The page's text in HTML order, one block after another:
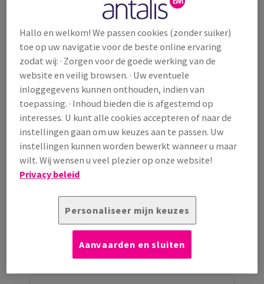
HOE KAN IK EEN BESTELLING
PLAATSEN MET EEN
ARTIKELNUMMER?
HET ARTIKELNUMMER DAT IK INVOER
IS NIET GELDIG, WAT MOET IK DOEN?
HOE WEET IK ZEKER DAT MIJN
BESTELLING BEVESTIGD IS?
HOE KAN IK MIJN BESTELLING
HOE KAN IK EEN VALIDATIE CIRCUIT
OPZETTEN?
HOE VERWIJDER IK EEN FAVORIET?
Hallo en welkom! We passen cookies (zonder suiker)
toe op uw navigatie voor de beste online ervaring
zodat wij: · Zorgen voor de goede werking van de
website en veilig browsen. · Uw eventuele
inloggegevens kunnen onthouden, indien van
toepassing. · Inhoud bieden die is afgestemd op
interesses. U kunt alle cookies accepteren of naar de
instellingen gaan om uw keuzes aan te passen. Uw
instellingen kunnen worden bewerkt wanneer u maar
wilt. Wij wensen u veel plezier op onze website!
Privacy beleid
Personaliseer mijn keuzes
Aanvaarden en sluiten